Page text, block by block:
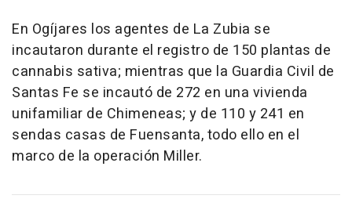
En Ogíjares los agentes de La Zubia se
incautaron durante el registro de 150 plantas de
cannabis sativa; mientras que la Guardia Civil de
Santas Fe se incautó de 272 en una vivienda
unifamiliar de Chimeneas; y de 110 y 241 en
sendas casas de Fuensanta, todo ello en el
marco de la operación Miller.